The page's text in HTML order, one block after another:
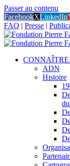
Passer au contenu
FacebookXLinkedIn
FAQ | Presse |
ADN
Histoire